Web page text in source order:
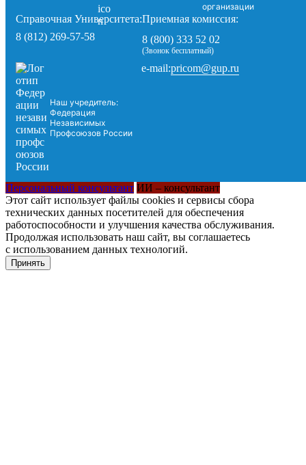
организации
Справочная Университета:
8 (812) 269-57-58
Приемная комиссия:
8 (800) 333 52 02
(Звонок бесплатный)
Наш учредитель:
Федерация
Независимых
Профсоюзов России
e-mail:pricom@gup.ru
Персональный консультант ИИ – консультант
Этот сайт использует файлы cookies и сервисы сбора
технических данных посетителей для обеспечения
работоспособности и улучшения качества обслуживания.
Продолжая использовать наш сайт, вы соглашаетесь
с использованием данных технологий.
Принять